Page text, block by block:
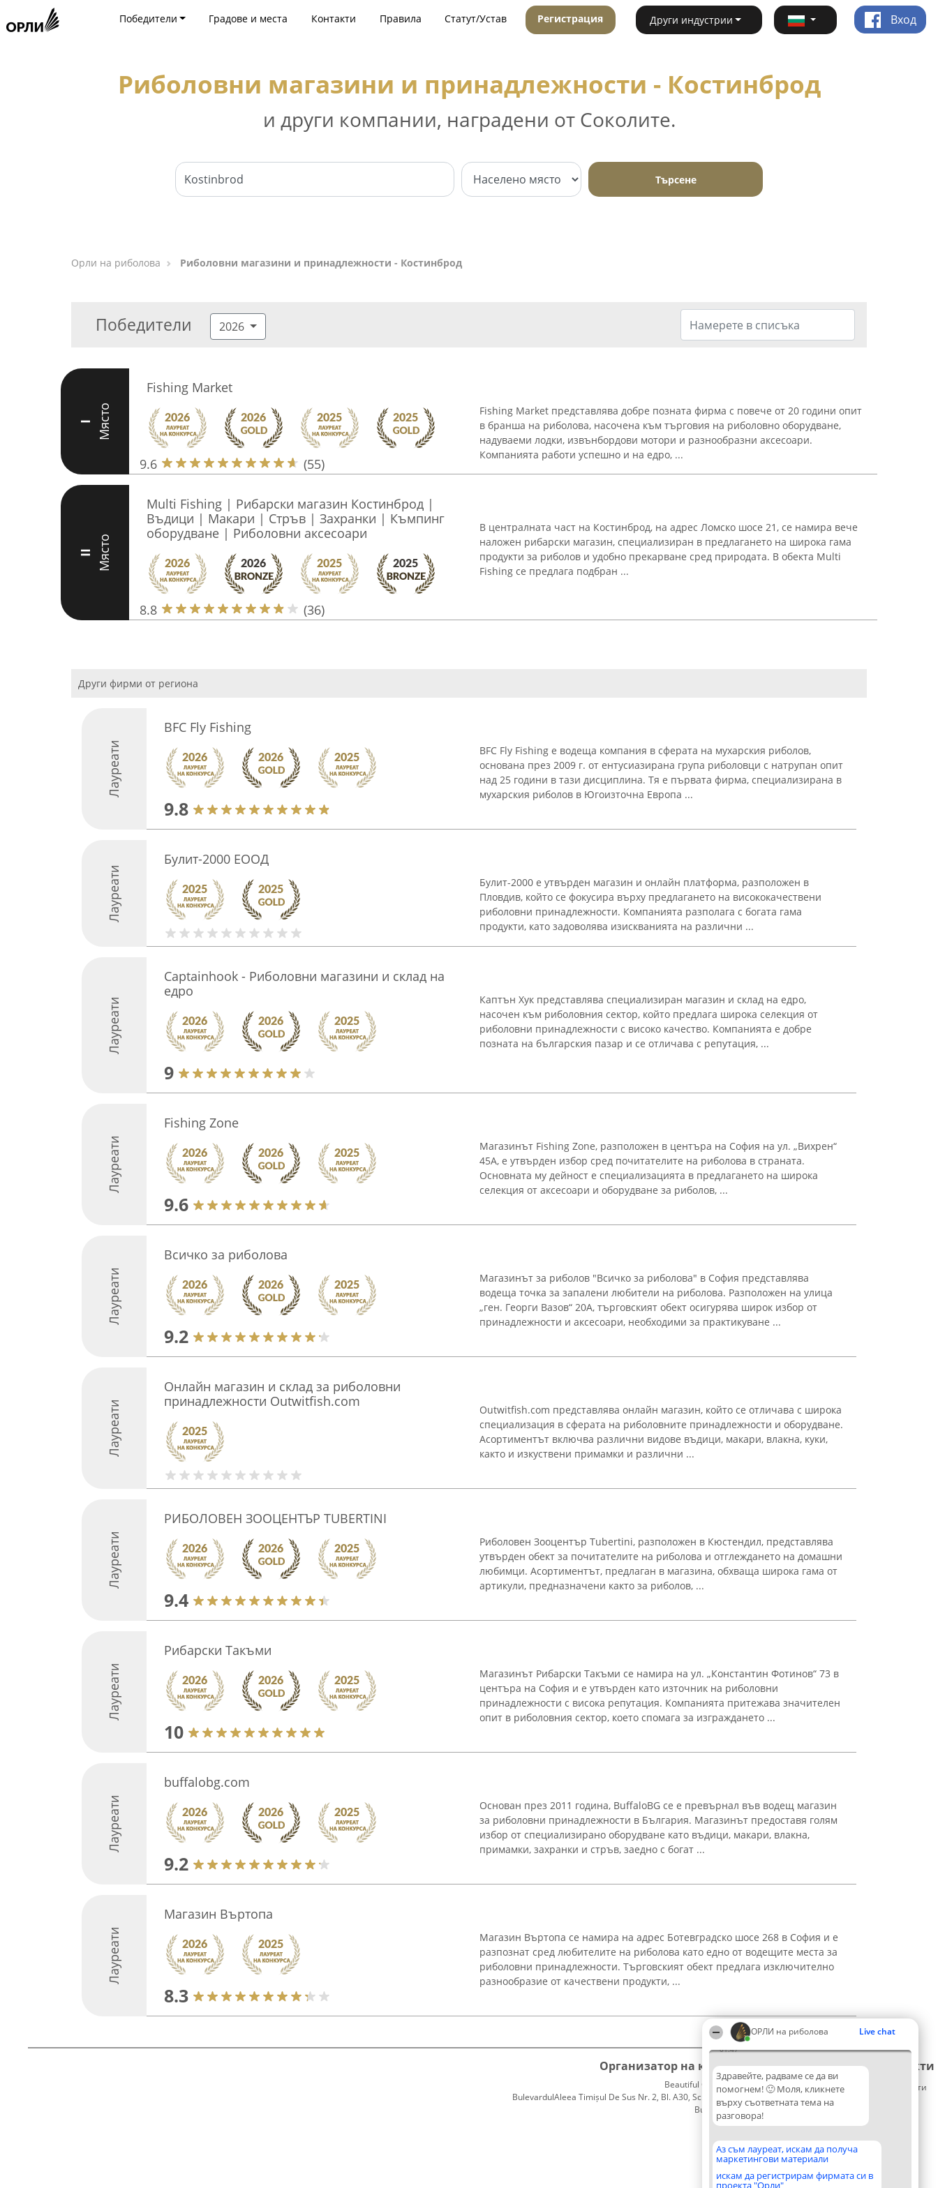
ОРЛИ на риболова Live chat
01:47
Здравейте, радваме се да ви
помогнем! 🙂 Моля, кликнете
върху съответната тема на
разговора!
Аз съм лауреат, искам да получа
маркетингови материали
искам да регистрирам фирмата си в
проекта "Орли"
Победители Градове и места Контакти Правила Статут/Устав Регистрация Други индустрии Вход
Риболовни магазини и принадлежности - Костинброд
и други компании, наградени от Соколите.
Търсене
Орли на риболова Риболовни магазини и принадлежности - Костинброд
Победители 2026
I Място
Fishing Market
9.6 (55)
Fishing Market представлява добре позната фирма с повече от 20 години опит
в бранша на риболова, насочена към търговия на риболовно оборудване,
надуваеми лодки, извънбордови мотори и разнообразни аксесоари.
Компанията работи успешно и на едро, ...
II Място
Multi Fishing | Рибарски магазин Костинброд |
Въдици | Макари | Стръв | Захранки | Къмпинг
оборудванe | Риболовни аксесоари
8.8 (36)
В централната част на Костинброд, на адрес Ломско шосе 21, се намира вече
наложен рибарски магазин, специализиран в предлагането на широка гама
продукти за риболов и удобно прекарване сред природата. В обекта Multi
Fishing се предлага подбран ...
Други фирми от региона
Лауреати
BFC Fly Fishing
9.8
BFC Fly Fishing е водеща компания в сферата на мухарския риболов,
основана през 2009 г. от ентусиазирана група риболовци с натрупан опит
над 25 години в тази дисциплина. Тя е първата фирма, специализирана в
мухарския риболов в Югоизточна Европа ...
Лауреати
Булит-2000 ЕООД
Булит-2000 е утвърден магазин и онлайн платформа, разположен в
Пловдив, който се фокусира върху предлагането на висококачествени
риболовни принадлежности. Компанията разполага с богата гама
продукти, като задоволява изискванията на различни ...
Лауреати
Captainhook - Риболовни магазини и склад на
едро
9
Каптън Хук представлява специализиран магазин и склад на едро,
насочен към риболовния сектор, който предлага широка селекция от
риболовни принадлежности с високо качество. Компанията е добре
позната на българския пазар и се отличава с репутация, ...
Лауреати
Fishing Zone
9.6
Магазинът Fishing Zone, разположен в центъра на София на ул. „Вихрен“
45А, е утвърден избор сред почитателите на риболова в страната.
Основната му дейност е специализацията в предлагането на широка
селекция от аксесоари и оборудване за риболов, ...
Лауреати
Всичко за риболова
9.2
Магазинът за риболов "Всичко за риболова" в София представлява
водеща точка за запалени любители на риболова. Разположен на улица
„ген. Георги Вазов“ 20A, търговският обект осигурява широк избор от
принадлежности и аксесоари, необходими за практикуване ...
Лауреати
Онлайн магазин и склад за риболовни
принадлежности Outwitfish.com
Outwitfish.com представлява онлайн магазин, който се отличава с широка
специализация в сферата на риболовните принадлежности и оборудване.
Асортиментът включва различни видове въдици, макари, влакна, куки,
както и изкуствени примамки и различни ...
Лауреати
РИБОЛОВЕН ЗООЦЕНТЪР TUBERTINI
9.4
Риболовен Зооцентър Tubertini, разположен в Кюстендил, представлява
утвърден обект за почитателите на риболова и отглеждането на домашни
любимци. Асортиментът, предлаган в магазина, обхваща широка гама от
артикули, предназначени както за риболов, ...
Лауреати
Рибарски Такъми
10
Магазинът Рибарски Такъми се намира на ул. „Константин Фотинов“ 73 в
центъра на София и е утвърден като източник на риболовни
принадлежности с висока репутация. Компанията притежава значителен
опит в риболовния сектор, което спомага за изграждането ...
Лауреати
buffalobg.com
9.2
Основан през 2011 година, BuffaloBG се е превърнал във водещ магазин
за риболовни принадлежности в България. Магазинът предоставя голям
избор от специализирано оборудване като въдици, макари, влакна,
примамки, захранки и стръв, заедно с богат ...
Лауреати
Магазин Въртопа
8.3
Магазин Въртопа се намира на адрес Ботевградско шосе 268 в София и е
разпознат сред любителите на риболова като едно от водещите места за
риболовни принадлежности. Търговският обект предлага изключително
разнообразие от качествени продукти, ...
Организатор на класиране
Beautiful Company S.R.L.
BulevardulAleea Timișul De Sus Nr. 2, Bl. A30, Sc. A, Et. 4, Ap. 13
București 53-238
CUI 36737675
Класация
Победители
Списък
на
Правила
Статут/
Устав
Политика
Контакти
Контакти